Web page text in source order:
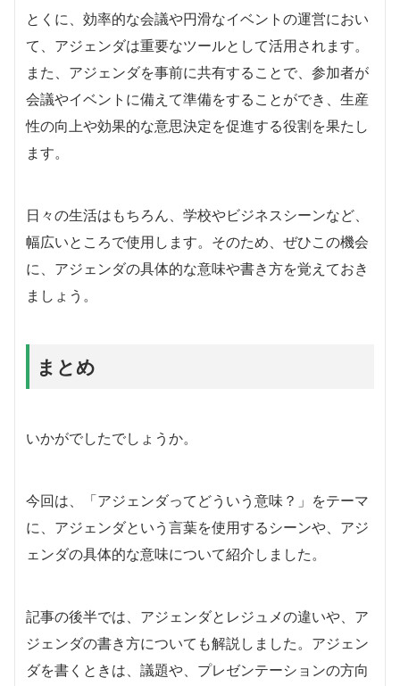
とくに、効率的な会議や円滑なイベントの運営におい
て、アジェンダは重要なツールとして活用されます。
また、アジェンダを事前に共有することで、参加者が
会議やイベントに備えて準備をすることができ、生産
性の向上や効果的な意思決定を促進する役割を果たし
ます。
日々の生活はもちろん、学校やビジネスシーンなど、
幅広いところで使用します。そのため、ぜひこの機会
に、アジェンダの具体的な意味や書き方を覚えておき
ましょう。
まとめ
いかがでしたでしょうか。
今回は、「アジェンダってどういう意味？」をテーマ
に、アジェンダという言葉を使用するシーンや、アジ
ェンダの具体的な意味について紹介しました。
記事の後半では、アジェンダとレジュメの違いや、ア
ジェンダの書き方についても解説しました。アジェン
ダを書くときは、議題や、プレゼンテーションの方向